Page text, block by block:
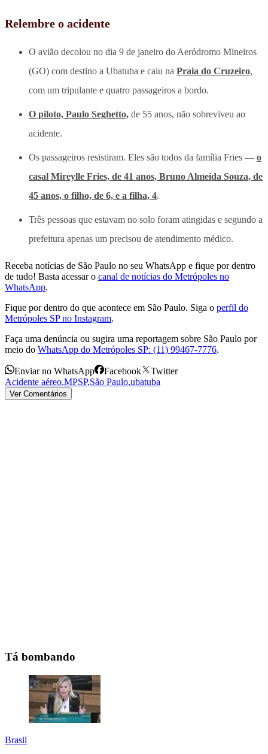
Relembre o acidente
O avião decolou no dia 9 de janeiro do Aeródromo Mineiros
(GO) com destino a Ubatuba e caiu na Praia do Cruzeiro,
com um tripulante e quatro passageiros a bordo.
O piloto, Paulo Seghetto, de 55 anos, não sobreviveu ao
acidente.
Os passageiros resistiram. Eles são todos da família Fries — o
casal Mireylle Fries, de 41 anos, Bruno Almeida Souza, de
45 anos, o filho, de 6, e a filha, 4.
Três pessoas que estavam no solo foram atingidas e segundo a
prefeitura apenas um precisou de atendimento médico.
Receba notícias de São Paulo no seu WhatsApp e fique por dentro
de tudo! Basta acessar o canal de notícias do Metrópoles no
WhatsApp.
Fique por dentro do que acontece em São Paulo. Siga o perfil do
Metrópoles SP no Instagram.
Faça uma denúncia ou sugira uma reportagem sobre São Paulo por
meio do WhatsApp do Metrópoles SP: (11) 99467-7776.
Enviar no WhatsApp Facebook
Twitter
Acidente aéreo,MPSP,São Paulo,ubatuba
Ver Comentários
Tá bombando
Brasil